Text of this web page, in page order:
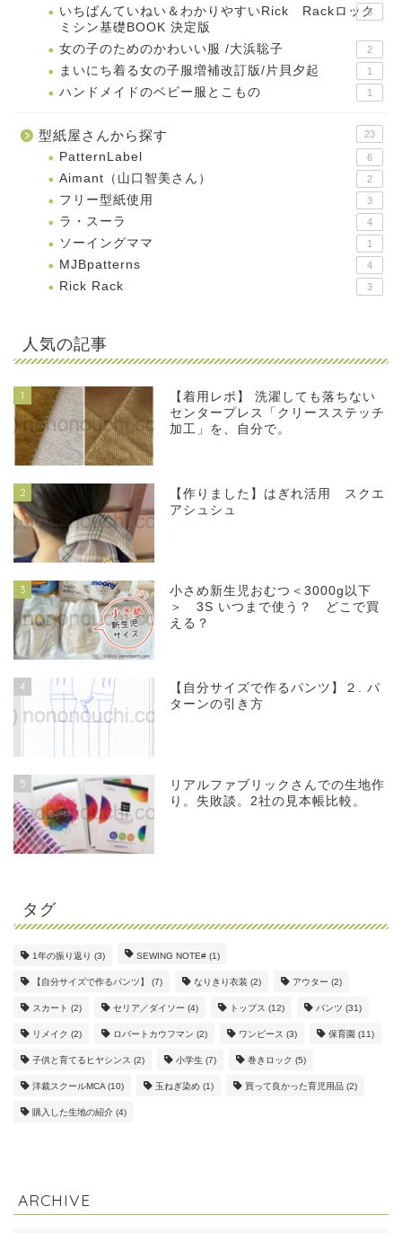
いちばんていねい＆わかりやすいRick Rackロック
ミシン基礎BOOK 決定版
5
女の子のためのかわいい服 /大浜聡子 2
まいにち着る女の子服増補改訂版/片貝夕起 1
ハンドメイドのベビー服とこもの 1
型紙屋さんから探す 23
PatternLabel 6
Aimant（山口智美さん） 2
フリー型紙使用 3
ラ・スーラ 4
ソーイングママ 1
MJBpatterns 4
Rick Rack 3
人気の記事
1
【着用レポ】 洗濯しても落ちない
センタープレス「クリースステッチ
加工」を、自分で。
2
【作りました】はぎれ活用 スクエ
アシュシュ
3
小さめ新生児おむつ＜3000g以下
＞ 3S いつまで使う？ どこで買
える？
4
【自分サイズで作るパンツ】２. パ
ターンの引き方
5
リアルファブリックさんでの生地作
り。失敗談。2社の見本帳比較。
タグ
1年の振り返り (3) SEWING NOTE# (1)
【自分サイズで作るパンツ】 (7) なりきり衣装 (2) アウター (2)
スカート (2) セリア／ダイソー (4) トップス (12) パンツ (31)
リメイク (2) ロバートカウフマン (2) ワンピース (3) 保育園 (11)
子供と育てるヒヤシンス (2) 小学生 (7) 巻きロック (5)
洋裁スクールMCA(10) 玉ねぎ染め (1) 買って良かった育児用品 (2)
購入した生地の紹介 (4)
ARCHIVE